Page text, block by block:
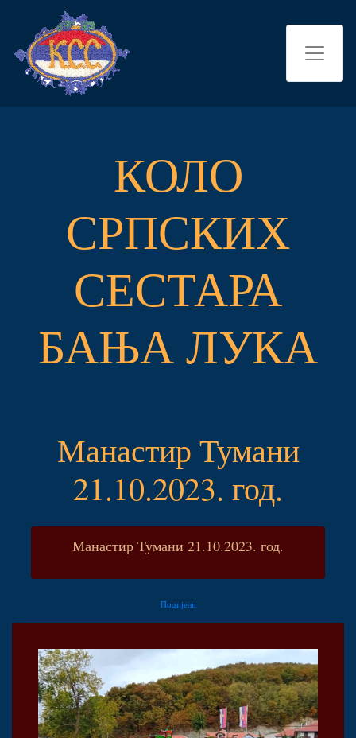
КОЛО
СРПСКИХ
СЕСТАРА
БАЊА ЛУКА
Манастир Тумани
21.10.2023. год.
Манастир Тумани 21.10.2023. год.
Подијели